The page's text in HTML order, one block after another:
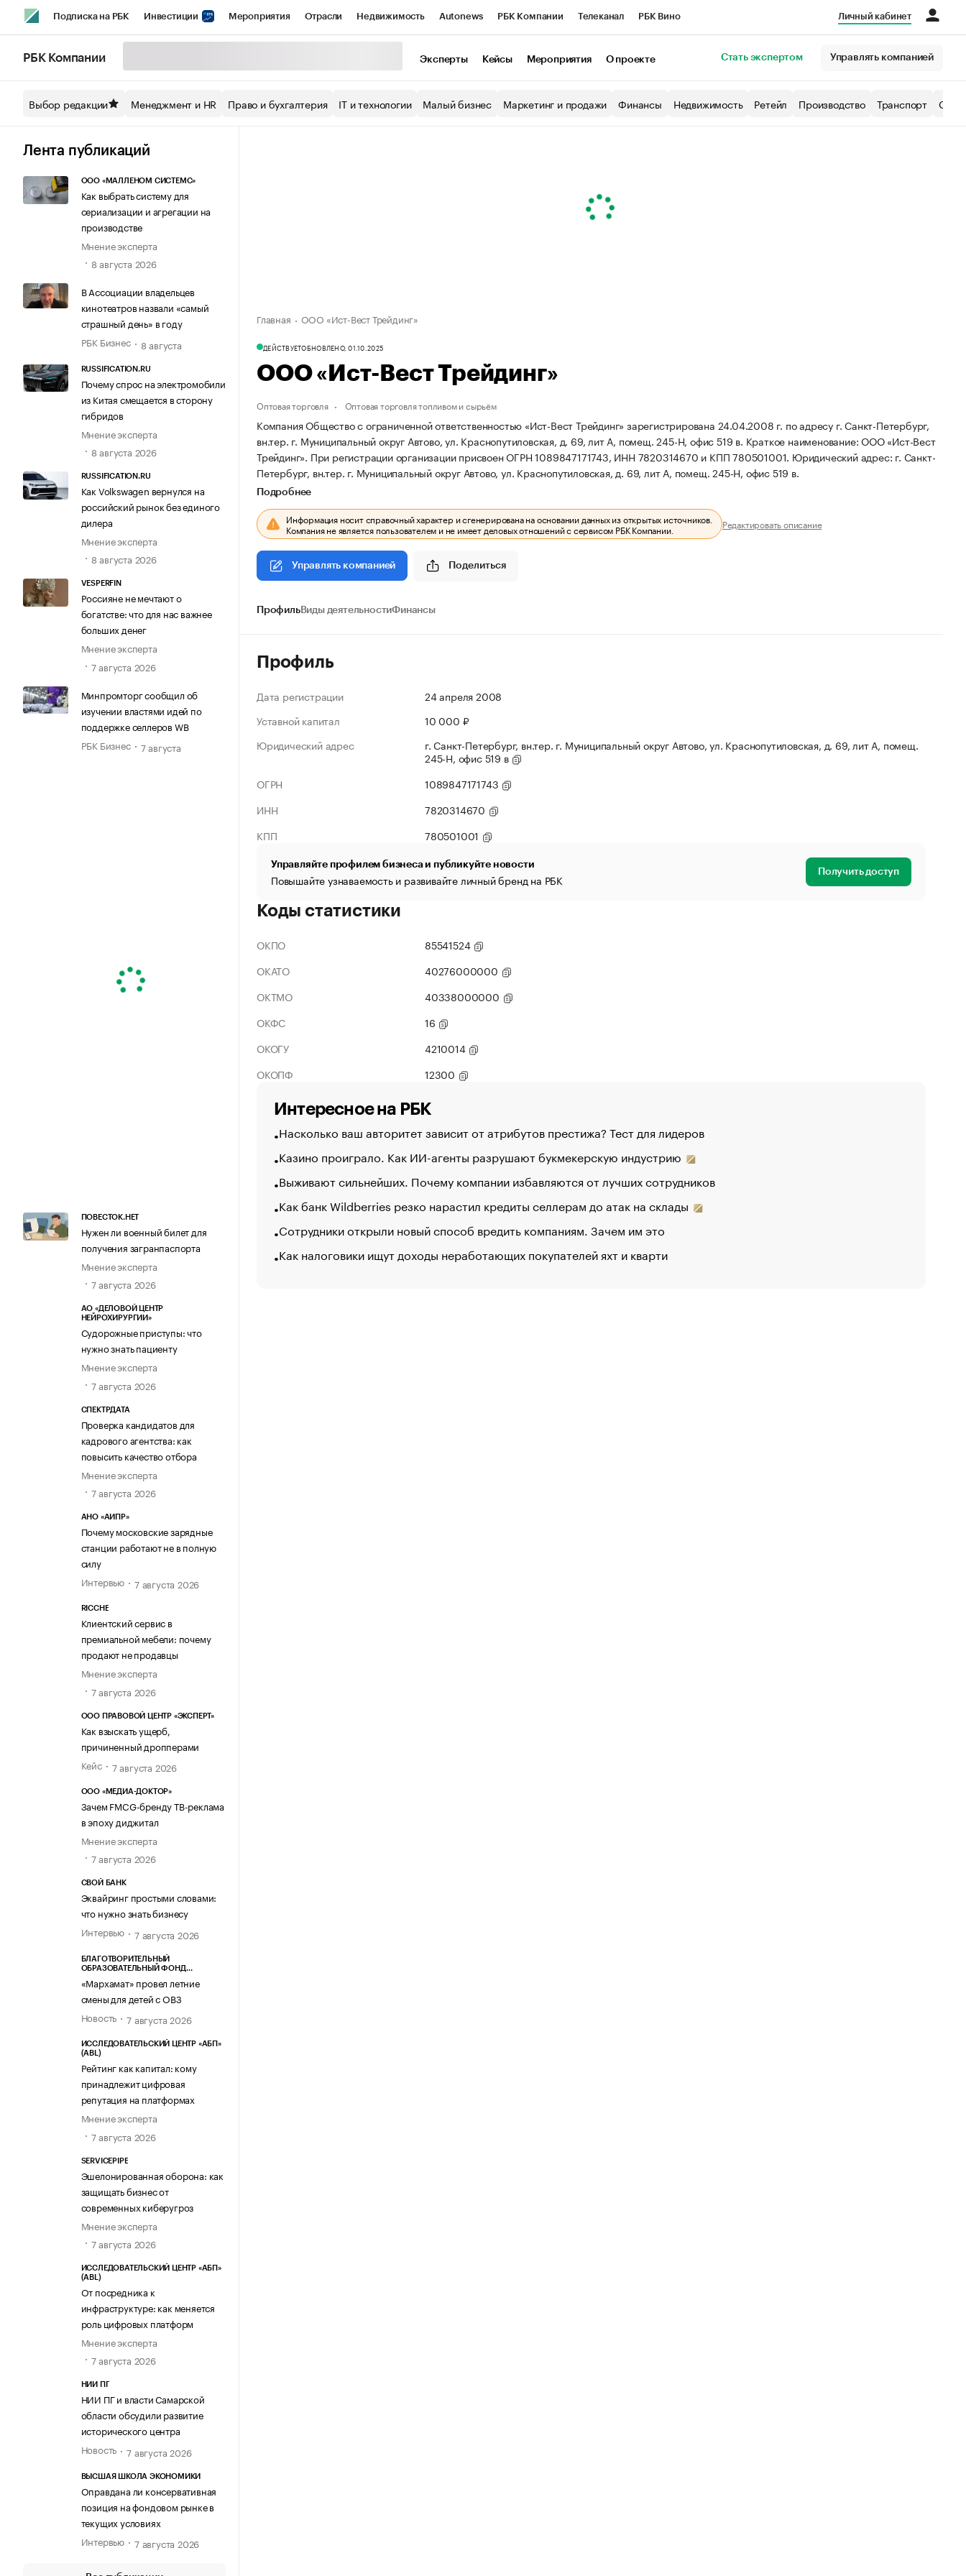
Подписка на РБК Инвестиции Мероприятия Отрасли Недвижимость Autonews РБК Компании Телеканал РБК Вино
Спецпроекты СПб Конференции СПб Спецпроекты Экономика Бизнес
Технологии и медиа
Личный кабинет
РБК Компании Эксперты Кейсы Мероприятия О проекте Стать экспертом Управлять компанией
Выбор редакции Менеджмент и HR Право и бухгалтерия IT и технологии Малый бизнес Маркетинг и продажи Финансы Недвижимость Ретейл Производство Транспорт
Лента публикаций
ООО «МАЛЛЕНОМ СИСТЕМС»
Как выбрать систему для
сериализации и агрегации на
производстве
Мнение эксперта
8 августа 2026
В Ассоциации владельцев
кинотеатров назвали «самый
страшный день» в году
РБК Бизнес
8 августа
RUSSIFICATION.RU
Почему спрос на электромобили
из Китая смещается в сторону
гибридов
Мнение эксперта
8 августа 2026
RUSSIFICATION.RU
Как Volkswagen вернулся на
российский рынок без единого
дилера
Мнение эксперта
8 августа 2026
VESPERFIN
Россияне не мечтают о
богатстве: что для нас важнее
больших денег
Мнение эксперта
7 августа 2026
Минпромторг сообщил об
изучении властями идей по
поддержке селлеров WB
РБК Бизнес
7 августа
ПОВЕСТОК.НЕТ
Нужен ли военный билет для
получения загранпаспорта
Мнение эксперта
7 августа 2026
АО «ДЕЛОВОЙ ЦЕНТР
НЕЙРОХИРУРГИИ»
Судорожные приступы: что
нужно знать пациенту
Мнение эксперта
7 августа 2026
СПЕКТРДАТА
Проверка кандидатов для
кадрового агентства: как
повысить качество отбора
Мнение эксперта
7 августа 2026
АНО «АИПР»
Почему московские зарядные
станции работают не в полную
силу
Интервью
7 августа 2026
RICCHE
Клиентский сервис в
премиальной мебели: почему
продают не продавцы
Мнение эксперта
7 августа 2026
ООО ПРАВОВОЙ ЦЕНТР «ЭКСПЕРТ»
Как взыскать ущерб,
причиненный дропперами
Кейс
7 августа 2026
ООО «МЕДИА-ДОКТОР»
Зачем FMCG-бренду ТВ-реклама
в эпоху диджитал
Мнение эксперта
7 августа 2026
СВОЙ БАНК
Эквайринг простыми словами:
что нужно знать бизнесу
Интервью
7 августа 2026
БЛАГОТВОРИТЕЛЬНЫЙ
ОБРАЗОВАТЕЛЬНЫЙ ФОНД
«Мархамат» провел летние
смены для детей с ОВЗ
Новость
7 августа 2026
ИССЛЕДОВАТЕЛЬСКИЙ ЦЕНТР «АБП»
(ABL)
Рейтинг как капитал: кому
принадлежит цифровая
репутация на платформах
Мнение эксперта
7 августа 2026
SERVICEPIPE
Эшелонированная оборона: как
защищать бизнес от
современных киберугроз
Мнение эксперта
7 августа 2026
ИССЛЕДОВАТЕЛЬСКИЙ ЦЕНТР «АБП»
(ABL)
От посредника к
инфраструктуре: как меняется
роль цифровых платформ
Мнение эксперта
7 августа 2026
НИИ ПГ
НИИ ПГ и власти Самарской
области обсудили развитие
исторического центра
Новость
7 августа 2026
ВЫСШАЯ ШКОЛА ЭКОНОМИКИ
Оправдана ли консервативная
позиция на фондовом рынке в
текущих условиях
Интервью
7 августа 2026
Главная ООО «Ист-Вест Трейдинг»
ДЕЙСТВУЕТОБНОВЛЕНО, 01.10.2025
ООО «Ист-Вест Трейдинг»
Оптовая торговля Оптовая торговля топливом и сырьём
Компания Общество с ограниченной ответственностью «Ист-Вест Трейдинг» зарегистрирована 24.04.2008 г. по адресу г. Санкт-Петербург,
вн.тер. г. Муниципальный округ Автово, ул. Краснопутиловская, д. 69, лит А, помещ. 245-Н, офис 519 в. Краткое наименование: ООО «Ист-Вест
Трейдинг». При регистрации организации присвоен ОГРН 1089847171743, ИНН 7820314670 и КПП 780501001. Юридический адрес: г. Санкт-
Петербург, вн.тер. г. Муниципальный округ Автово, ул. Краснопутиловская, д. 69, лит А, помещ. 245-Н, офис 519 в.
Подробнее
Информация носит справочный характер и сгенерирована на основании данных из открытых источников.
Компания не является пользователем и не имеет деловых отношений с сервисом РБК Компании. Редактировать описание
Управлять компанией Поделиться
ПрофильВиды деятельностиФинансы
Профиль
Дата регистрации
24 апреля 2008
Уставной капитал
10 000 ₽
Юридический адрес
г. Санкт-Петербург, вн.тер. г. Муниципальный округ Автово, ул. Краснопутиловская, д. 69, лит А, помещ.
245-Н, офис 519 в
ОГРН
1089847171743
ИНН
7820314670
КПП
780501001
Управляйте профилем бизнеса и публикуйте новости
Повышайте узнаваемость и развивайте личный бренд на РБК Получить доступ
Коды статистики
ОКПО
85541524
ОКАТО
40276000000
ОКТМО
40338000000
ОКФС
16
ОКОГУ
4210014
ОКОПФ
12300
Интересное на РБК
Насколько ваш авторитет зависит от атрибутов престижа? Тест для лидеров
Казино проиграло. Как ИИ-агенты разрушают букмекерскую индустрию
Выживают сильнейших. Почему компании избавляются от лучших сотрудников
Как банк Wildberries резко нарастил кредиты селлерам до атак на склады
Сотрудники открыли новый способ вредить компаниям. Зачем им это
Как налоговики ищут доходы неработающих покупателей яхт и кварти